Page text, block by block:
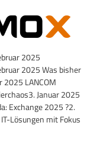
2025
2025 Was bisher
LANCOM
Januar 2025
Exchange 2025 ?2.
Lösungen mit Fokus